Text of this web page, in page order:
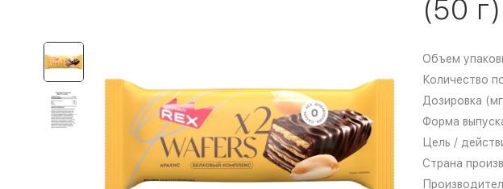
(50 г)
Объем
Количество
Дозировка
Форма
Цель /
Страна